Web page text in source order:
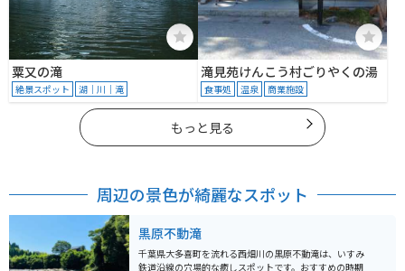
粟又の滝
絶景スポット 湖｜川｜滝
滝見苑けんこう村ごりやくの湯
食事処 温泉 商業施設
もっと見る
周辺の景色が綺麗なスポット
黒原不動滝
千葉県大多喜町を流れる西畑川の黒原不動滝は、いすみ
鉄道沿線の穴場的な癒しスポットです。おすすめの時期